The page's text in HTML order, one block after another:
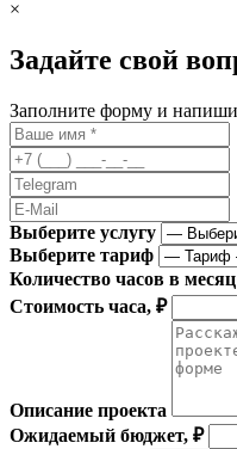
×
Задайте свой
Заполните форму и
Выберите услугу
Выберите тариф
Количество часов в месяц
Стоимость часа, ₽
Описание проекта
Ожидаемый бюджет, ₽